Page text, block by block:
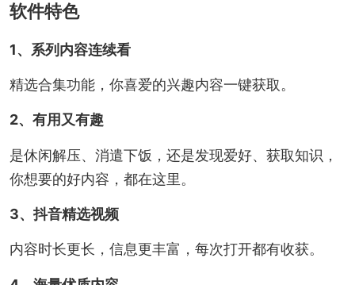
软件特色
1、系列内容连续看
精选合集功能，你喜爱的兴趣内容一键获取。
2、有用又有趣
是休闲解压、消遣下饭，还是发现爱好、获取知识，
你想要的好内容，都在这里。
3、抖音精选视频
内容时长更长，信息更丰富，每次打开都有收获。